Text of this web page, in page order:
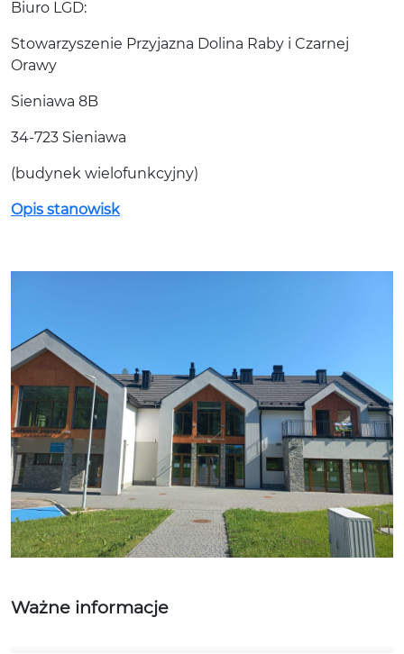
Biuro LGD:
Stowarzyszenie Przyjazna Dolina Raby i Czarnej
Orawy
Sieniawa 8B
34-723 Sieniawa
(budynek wielofunkcyjny)
Opis stanowisk
Ważne informacje